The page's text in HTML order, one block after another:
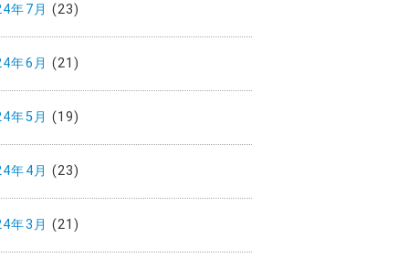
年7月 (23)
年6月 (21)
年5月 (19)
年4月 (23)
年3月 (21)